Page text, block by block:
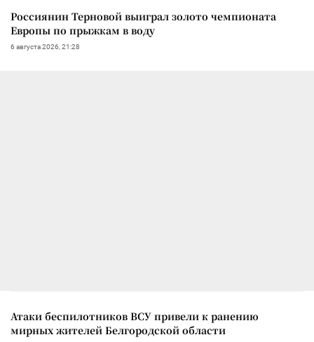
Россиянин Терновой выиграл золото чемпионата
Европы по прыжкам в воду
6 августа 2026, 21:28
Атаки беспилотников ВСУ привели к ранению
мирных жителей Белгородской области